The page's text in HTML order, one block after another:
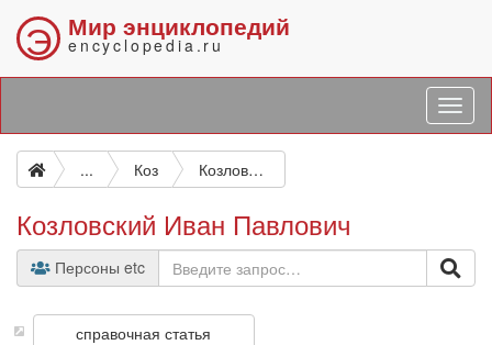
Э Мир энциклопедий
encyclopedia.ru
... Коз Козловский Иван Павлович
Козловский Иван Павлович
Персоны etc
справочная статья